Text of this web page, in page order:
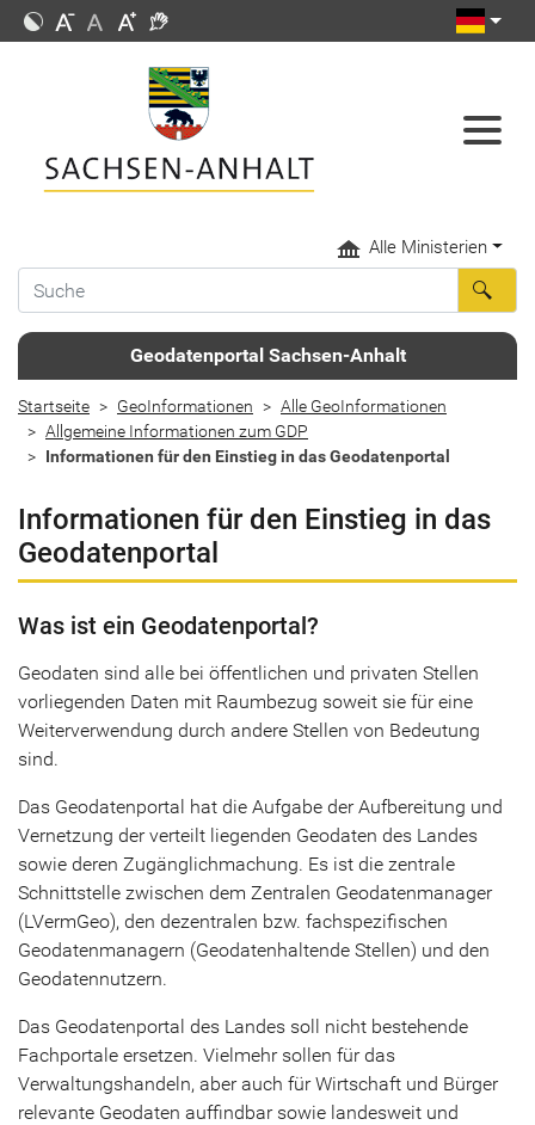
Alle Ministerien
Geodatenportal Sachsen-Anhalt
Startseite GeoInformationen
Alle GeoInformationen
Allgemeine Informationen zum GDP
Informationen für den Einstieg in das Geodatenportal
Informationen für den Einstieg in das
Geodatenportal
Was ist ein Geodatenportal?
Geodaten sind alle bei öffentlichen und privaten Stellen
vorliegenden Daten mit Raumbezug soweit sie für eine
Weiterverwendung durch andere Stellen von Bedeutung
sind.
Das Geodatenportal hat die Aufgabe der Aufbereitung und
Vernetzung der verteilt liegenden Geodaten des Landes
sowie deren Zugänglichmachung. Es ist die zentrale
Schnittstelle zwischen dem Zentralen Geodatenmanager
(LVermGeo), den dezentralen bzw. fachspezifischen
Geodatenmanagern (Geodatenhaltende Stellen) und den
Geodatennutzern.
Das Geodatenportal des Landes soll nicht bestehende
Fachportale ersetzen. Vielmehr sollen für das
Verwaltungshandeln, aber auch für Wirtschaft und Bürger
relevante Geodaten auffindbar sowie landesweit und